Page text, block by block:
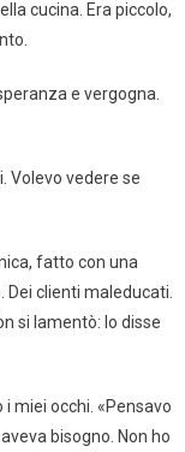
cucina. Era piccolo,
e vergogna.
Volevo vedere se
fatto con una
clienti maleducati.
si lamentò: lo disse
i miei occhi. «Pensavo
bisogno. Non ho